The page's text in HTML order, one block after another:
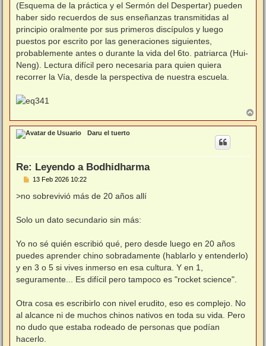
(Esquema de la práctica y el Sermón del Despertar) pueden
haber sido recuerdos de sus enseñanzas transmitidas al
principio oralmente por sus primeros discípulos y luego
puestos por escrito por las generaciones siguientes,
probablemente antes o durante la vida del 6to. patriarca (Hui-
Neng). Lectura difícil pero necesaria para quien quiera
recorrer la Vía, desde la perspectiva de nuestra escuela.
r
r
Daru el tuerto
Re: Leyendo a Bodhidharma
M
n
j
e
13 Feb 2026 10:22
>no sobrevivió más de 20 años allí
Solo un dato secundario sin más:
Yo no sé quién escribió qué, pero desde luego en 20 años
puedes aprender chino sobradamente (hablarlo y entenderlo)
y en 3 o 5 si vives inmerso en esa cultura. Y en 1,
seguramente... Es difícil pero tampoco es "rocket science".
Otra cosa es escribirlo con nivel erudito, eso es complejo. No
al alcance ni de muchos chinos nativos en toda su vida. Pero
no dudo que estaba rodeado de personas que podían
hacerlo.